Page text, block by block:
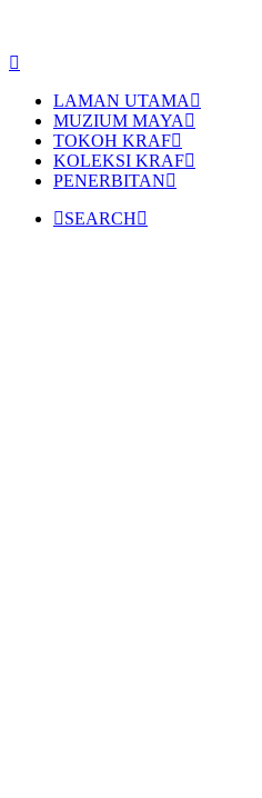
LAMAN UTAMA
MUZIUM MAYA
TOKOH KRAF
KOLEKSI KRAF
PENERBITAN
SEARCH